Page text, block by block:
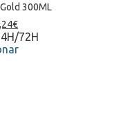
300ML
€
72H